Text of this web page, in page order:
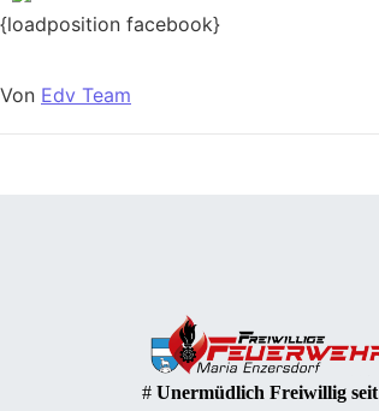
{loadposition facebook}
Von Edv Team
# Unermüdlich Freiwillig seit